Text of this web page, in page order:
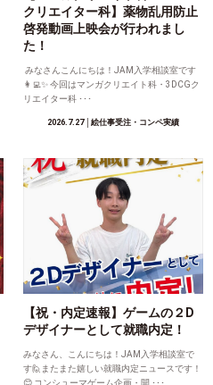
クリエイター科】薬物乱用防止
啓発動画上映会が行われまし
た！
みなさんこんにちは！JAM入学相談室です
👩‍💻✨ 今回はマンガクリエイト科・3DCGク
リエイター科 ･･･
2026.7.27│絵仕事受注・コンペ実績
【祝・内定速報】ゲームの２D
デザイナーとして就職内定！
みなさん、こんにちは！JAM入学相談室で
す🙋またまた嬉しい就職内定ニュースです！
😊 コンシューマゲーム企画・開 ･･･